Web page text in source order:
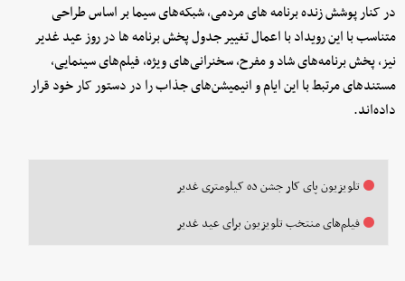
در کنار پوشش زنده برنامه های مردمی، شبکه‌های سیما بر اساس طراحی
متناسب با این رویداد با اعمال تغییر جدول پخش برنامه ها در روز عید غدیر
نیز، پخش برنامه‌های شاد و مفرح، سخنرانی‌های ویژه، فیلم‌های سینمایی،
مستندهای مرتبط با این ایام و انیمیشن‌های جذاب را در دستور کار خود قرار
داده‌اند.
تلویزیون پای کار جشن ده کیلومتری غدیر
فیلم‌های منتخب تلویزیون برای عید غدیر